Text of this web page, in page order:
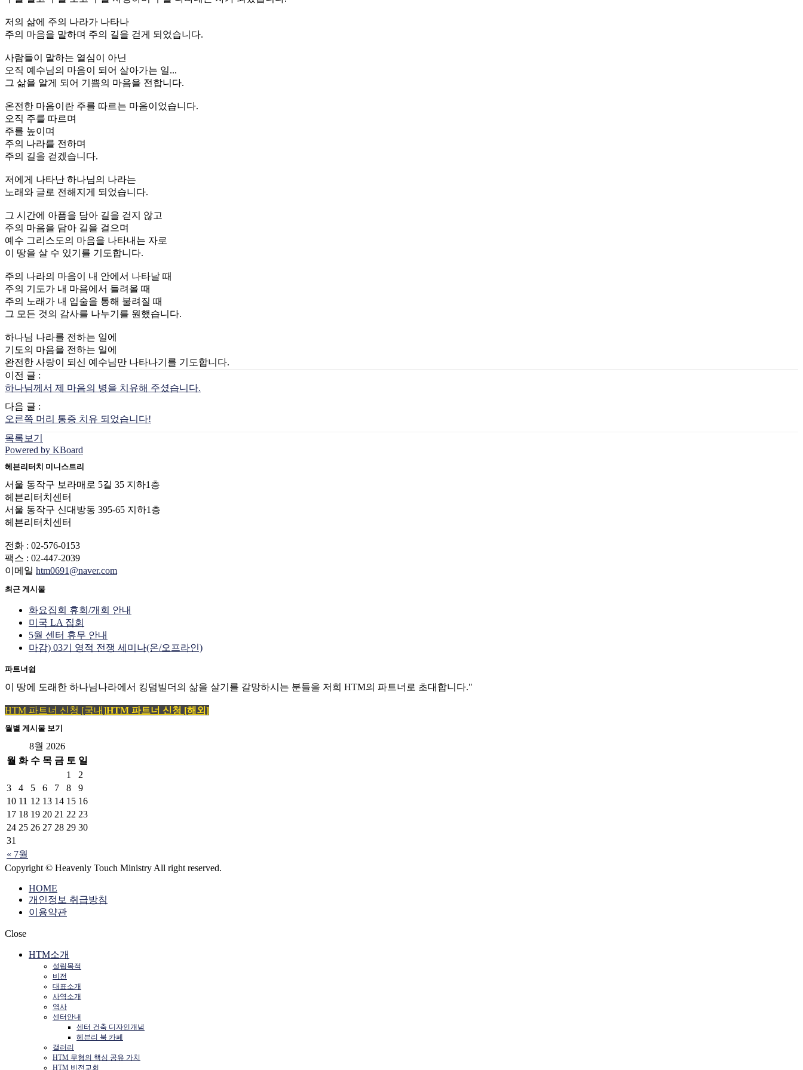
저의 삶에 주의 나라가 나타나
주의 마음을 말하며 주의 길을 걷게 되었습니다.
사람들이 말하는 열심이 아닌
오직 예수님의 마음이 되어 살아가는 일...
그 삶을 알게 되어 기쁨의 마음을 전합니다.
온전한 마음이란 주를 따르는 마음이었습니다.
오직 주를 따르며
주를 높이며
주의 나라를 전하며
주의 길을 걷겠습니다.
저에게 나타난 하나님의 나라는
노래와 글로 전해지게 되었습니다.
그 시간에 아픔을 담아 길을 걷지 않고
주의 마음을 담아 길을 걸으며
예수 그리스도의 마음을 나타내는 자로
이 땅을 살 수 있기를 기도합니다.
주의 나라의 마음이 내 안에서 나타날 때
주의 기도가 내 마음에서 들려올 때
주의 노래가 내 입술을 통해 불려질 때
그 모든 것의 감사를 나누기를 원했습니다.
하나님 나라를 전하는 일에
기도의 마음을 전하는 일에
완전한 사랑이 되신 예수님만 나타나기를 기도합니다.
이전 글 :
하나님께서 제 마음의 병을 치유해 주셨습니다.
다음 글 :
오른쪽 머리 통증 치유 되었습니다!
목록보기
Powered by KBoard
헤븐리터치 미니스트리
서울 동작구 보라매로 5길 35 지하1층
헤븐리터치센터
서울 동작구 신대방동 395-65 지하1층
헤븐리터치센터
전화 : 02-576-0153
팩스 : 02-447-2039
이메일 htm0691@naver.com
최근 게시물
화요집회 휴회/개회 안내
미국 LA 집회
5월 센터 휴무 안내
마감) 03기 영적 전쟁 세미나(온/오프라인)
파트너쉽
이 땅에 도래한 하나님나라에서 킹덤빌더의 삶을 살기를 갈망하시는 분들을 저희 HTM의 파트너로 초대합니다."
HTM 파트너 신청 [국내]HTM 파트너 신청 [해외]
월별 게시물 보기
8월 2026
월 화 수 목 금 토 일
« 7월
1
2
3
4 5 6 7 8
9
10 11 12 13 14 15 16
17 18 19 20 21 22 23
24 25 26 27 28 29 30
31
Copyright © Heavenly Touch Ministry All right reserved.
HOME
개인정보 취급방침
이용약관
Close
HTM소개
설립목적
비전
대표소개
사역소개
역사
센터안내
센터 건축 디자인개념
헤븐리 북 카페
갤러리
HTM 무형의 핵심 공유 가치
HTM 비전교회